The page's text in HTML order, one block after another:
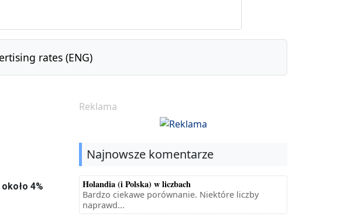
rates (ENG)
4%
Reklama
Najnowsze komentarze
Holandia (i Polska) w liczbach
Bardzo ciekawe porównanie. Niektóre liczby
naprawd...